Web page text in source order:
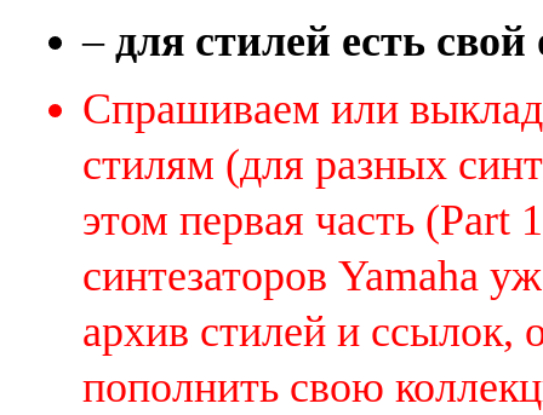
–для стилей есть
Спрашиваем или
стилям (для разных
этом первая часть
синтезаторов Yamaha
архив стилей и ссылок,
пополнить свою